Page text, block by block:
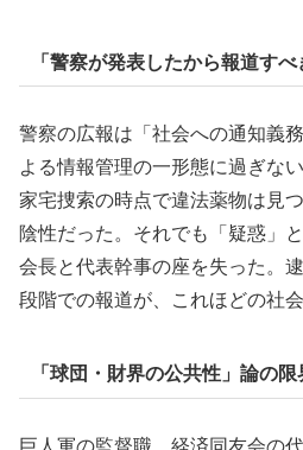
「警察が発表したから報道す
警察の広報は「社会への通知義
よる情報管理の一形態に過ぎな
家宅捜索の時点で違法薬物は見
陰性だった。それでも「疑惑」
会長と代表幹事の座を失った。
段階での報道が、これほどの社
「球団・財界の公共性」論の限
巨人軍の監督職、経済同友会